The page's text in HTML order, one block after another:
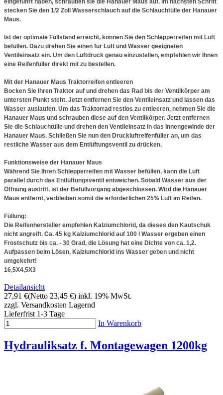
eingeführt haben, schrauben sie die Hanauer Maus auf. Im nächsten Schritt
stecken Sie den 1/2 Zoll Wasserschlauch auf die Schlauchtülle der Hanauer
Maus.
Ist der optimale Füllstand erreicht, können Sie den Schlepperreifen mit Luft
befüllen. Dazu drehen Sie einen für Luft und Wasser geeigneten
Ventileinsatz ein. Um den Luftdruck genau einzustellen, empfehlen wir Ihnen
eine Reifenfüller direkt mit zu bestellen.
Mit der Hanauer Maus Traktorreifen entleeren
Bocken Sie Ihren Traktor auf und drehen das Rad bis der Ventilkörper am
untersten Punkt steht. Jetzt entfernen Sie den Ventileinsatz und lassen das
Wasser auslaufen. Um das Traktorrad restlos zu entleeren, nehmen Sie die
Hanauer Maus und schrauben diese auf den Ventilkörper. Jetzt entfernen
Sie die Schlauchtülle und drehen den Ventileinsatz in das Innengewinde der
Hanauer Maus. Schließen Sie nun den Druckluftreifenfüller an, um das
restliche Wasser aus dem Entlüftungsventil zu drücken.
Funktionsweise der Hanauer Maus
Während Sie Ihren Schlepperreifen mit Wasser befüllen, kann die Luft
parallel durch das Entlüftungsventil entweichen. Sobald Wasser aus der
Öffnung austritt, ist der Befüllvorgang abgeschlossen. Wird die Hanauer
Maus entfernt, verbleiben somit die erforderlichen 25% Luft im Reifen.
Füllung:
Die Reifenhersteller empfehlen Kalziumchlorid, da dieses den Kautschuk
nicht angreift. Ca. 45 kg Kalziumchlorid auf 100 l Wasser ergeben einen
Frostschutz bis ca. - 30 Grad, die Lösung hat eine Dichte von ca. 1,2.
Aufpassen beim Lösen, Kalziumchlorid ins Wasser geben und nicht
umgekehrt!
16,5X4,5X3
Detailansicht
27,91 €(Netto 23,45 €) inkl. 19% MwSt.
zzgl. Versandkosten Lagernd
Lieferfrist 1-3 Tage
In Warenkorb
Hydrauliksatz f. Montagewagen 1200kg